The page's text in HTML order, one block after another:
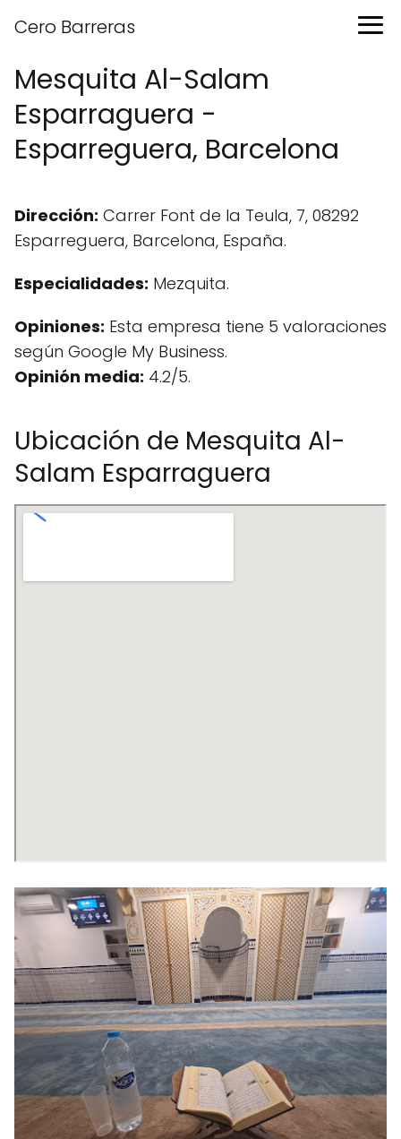
Cero Barreras
Mesquita Al-Salam
Esparraguera -
Esparreguera, Barcelona
Dirección: Carrer Font de la Teula, 7, 08292
Esparreguera, Barcelona, España.
Especialidades: Mezquita.
Opiniones: Esta empresa tiene 5 valoraciones
según Google My Business.
Opinión media: 4.2/5.
Ubicación de Mesquita Al-
Salam Esparraguera